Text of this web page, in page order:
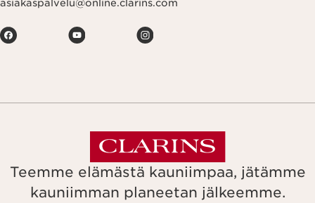
asiakaspalvelu@online.clarins.com
Teemme elämästä kauniimpaa, jätämme
kauniimman planeetan jälkeemme.